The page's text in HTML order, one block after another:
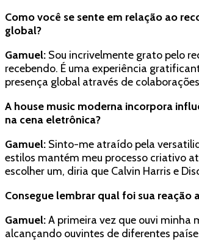
Como você se sente em relação ao
global?
Gamuel: Sou incrivelmente grato pelo
recebendo. É uma experiência
presença global através de
A house music moderna incorpora
na cena eletrônica?
Gamuel: Sinto-me atraído pela
estilos mantém meu processo criativo
escolher um, diria que Calvin Harris e
Consegue lembrar qual foi sua reação
Gamuel:A primeira vez que ouvi minha
alcançando ouvintes de diferentes